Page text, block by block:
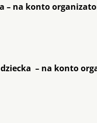
– na konto
dziecka – na konto